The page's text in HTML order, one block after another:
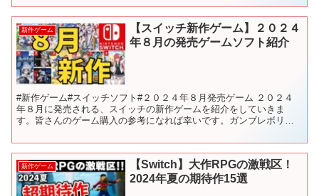
新作ゲーム
【スイッチ新作ゲーム】２０２４
年８月の発売ゲームソフト紹介
#新作ゲーム#スイッチソフト#２０２４年８月発売ゲーム ２０２４
年８月に発売される、スイッチの新作ゲームを紹介をしていきま
す。皆さんのゲーム購入の参考になれば幸いです。ガンブレボリュ
新作ゲーム
【Switch】大作RPGの激戦区！
2024年夏の期待作15選